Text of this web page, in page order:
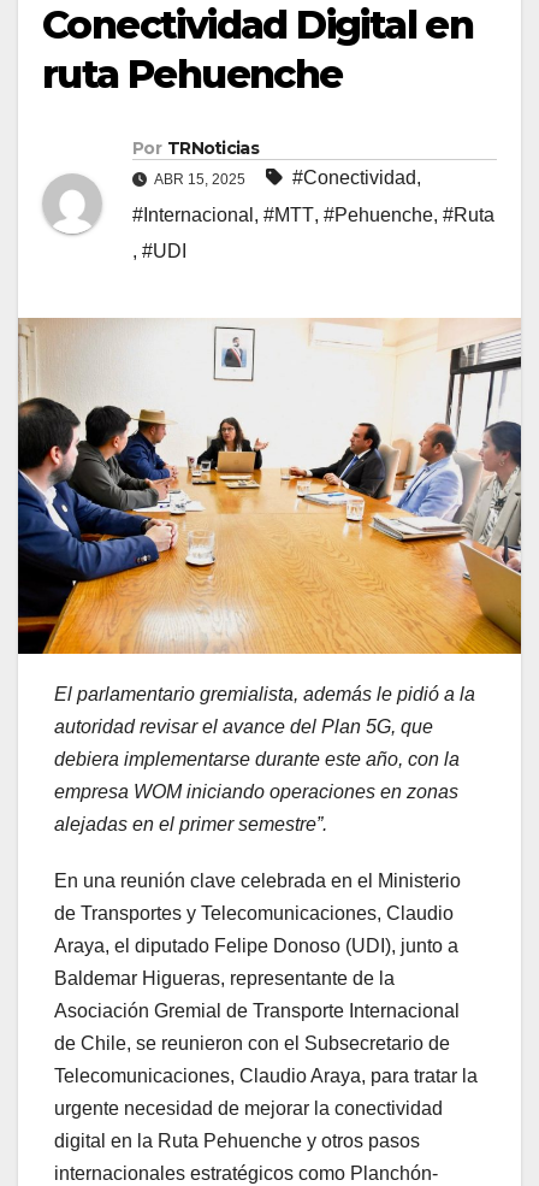
Conectividad Digital en
ruta Pehuenche
Por TRNoticias
ABR 15, 2025 #Conectividad,
#Internacional , #MTT, #Pehuenche, #Ruta
, #UDI
El parlamentario gremialista, además le pidió a la
autoridad revisar el avance del Plan 5G, que
debiera implementarse durante este año, con la
empresa WOM iniciando operaciones en zonas
alejadas en el primer semestre”.
En una reunión clave celebrada en el Ministerio
de Transportes y Telecomunicaciones, Claudio
Araya, el diputado Felipe Donoso (UDI), junto a
Baldemar Higueras, representante de la
Asociación Gremial de Transporte Internacional
de Chile, se reunieron con el Subsecretario de
Telecomunicaciones, Claudio Araya, para tratar la
urgente necesidad de mejorar la conectividad
digital en la Ruta Pehuenche y otros pasos
internacionales estratégicos como Planchón-